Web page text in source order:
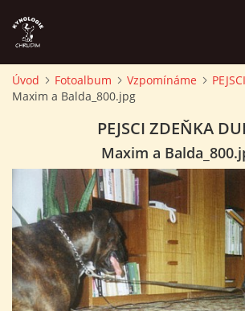
ÚVOD
ZÁVODY A PROPOZICE
PSÍ AKADEMIE
PŘÍSPĚVKY A POPLATKY
Úvod Fotoalbum Vzpomínáme
Maxim a Balda_800.jpg
PEJSCI ZDEŇKA
Maxim a